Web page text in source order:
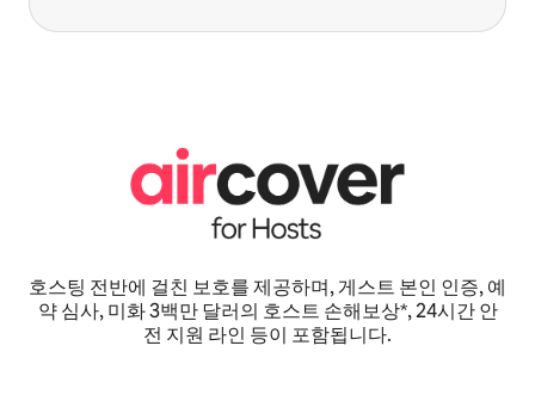
호스팅 전반에 걸친 보호를 제공하며, 게스트 본인 인증, 예
약 심사, 미화 3백만 달러의 호스트 손해보상*, 24시간 안
전 지원 라인 등이 포함됩니다.